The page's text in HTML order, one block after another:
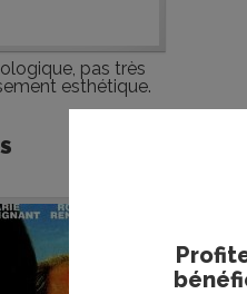
pas très
esthétique.